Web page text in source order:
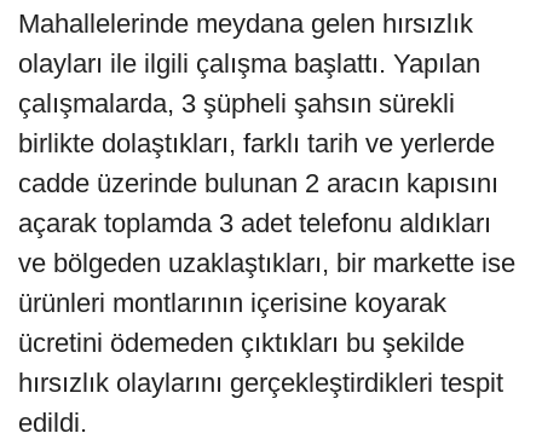
Mahallelerinde meydana gelen hırsızlık
olayları ile ilgili çalışma başlattı. Yapılan
çalışmalarda, 3 şüpheli şahsın sürekli
birlikte dolaştıkları, farklı tarih ve yerlerde
cadde üzerinde bulunan 2 aracın kapısını
açarak toplamda 3 adet telefonu aldıkları
ve bölgeden uzaklaştıkları, bir markette ise
ürünleri montlarının içerisine koyarak
ücretini ödemeden çıktıkları bu şekilde
hırsızlık olaylarını gerçekleştirdikleri tespit
edildi.